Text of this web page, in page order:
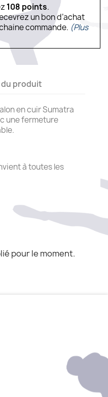
108 points.
un bon d’achat
commande. (Plus
du produit
en cuir Sumatra
une fermeture
à toutes les
pour le moment.